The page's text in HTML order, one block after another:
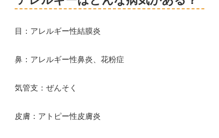
目：アレルギー性結膜炎
鼻：アレルギー性鼻炎、花粉症
気管支：ぜんそく
皮膚：アトピー性皮膚炎